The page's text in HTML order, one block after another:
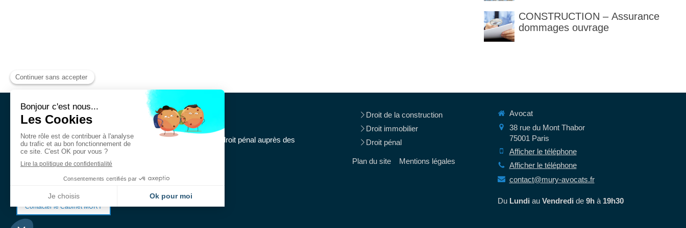
du code civil
CONSTRUCTION – Assurance
dommages ouvrage
Cabinet MURY Avocats
Le Cabinet MURY Avocats intervient en droit immobilier et en droit pénal auprès des
institutionnels, des sociétés et des particuliers.
Contacter le Cabinet MURY
Droit de la construction
Droit immobilier
Droit pénal
Plan du site Mentions légales
Avocat
38 rue du Mont Thabor
75001 Paris
Afficher le téléphone
Afficher le téléphone
contact@mury-avocats.fr
Du Lundiau Vendredide 9hà 19h30